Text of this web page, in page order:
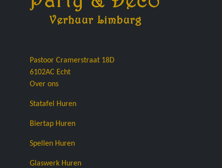
Pastoor Cramerstraat 18D
6102AC Echt
Over ons
Statafel Huren
Biertap Huren
Spellen Huren
Glaswerk Huren